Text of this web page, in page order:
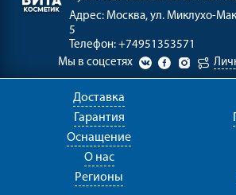
Адрес: Москва, ул. Миклухо-
5
Телефон: +74951353571
Мы в соцсетях
Доставка
Гарантия
Оснащение
О нас
Регионы